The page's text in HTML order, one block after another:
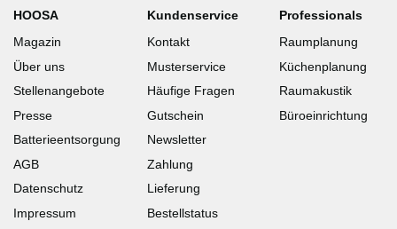
HOOSA
Magazin
Über uns
Stellenangebote
Presse
Batterieentsorgung
AGB
Datenschutz
Impressum
Kundenservice
Kontakt
Musterservice
Häufige Fragen
Gutschein
Newsletter
Zahlung
Lieferung
Bestellstatus
Professionals
Raumplanung
Küchenplanung
Raumakustik
Büroeinrichtung